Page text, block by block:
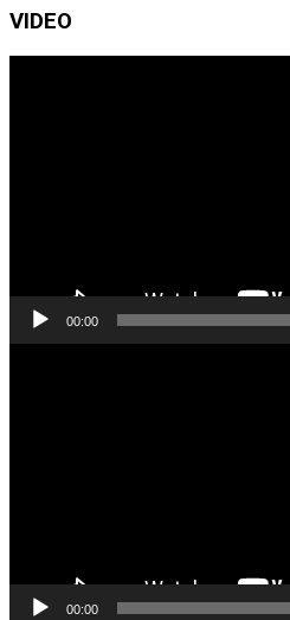
VIDEO
00:00
00:00